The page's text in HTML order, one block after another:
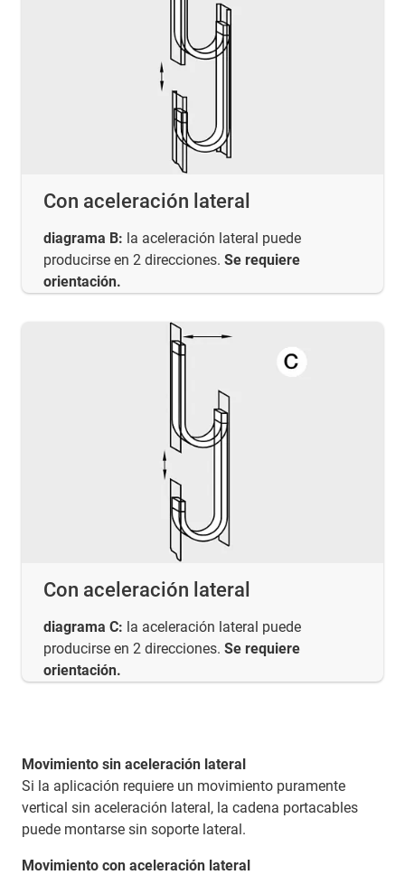
Con aceleración lateral
diagrama B: la aceleración lateral puede
producirse en 2 direcciones. Se requiere
orientación.
Con aceleración lateral
diagrama C: la aceleración lateral puede
producirse en 2 direcciones. Se requiere
orientación.
Movimiento sin aceleración lateral
Si la aplicación requiere un movimiento puramente
vertical sin aceleración lateral, la cadena portacables
puede montarse sin soporte lateral.
Movimiento con aceleración lateral